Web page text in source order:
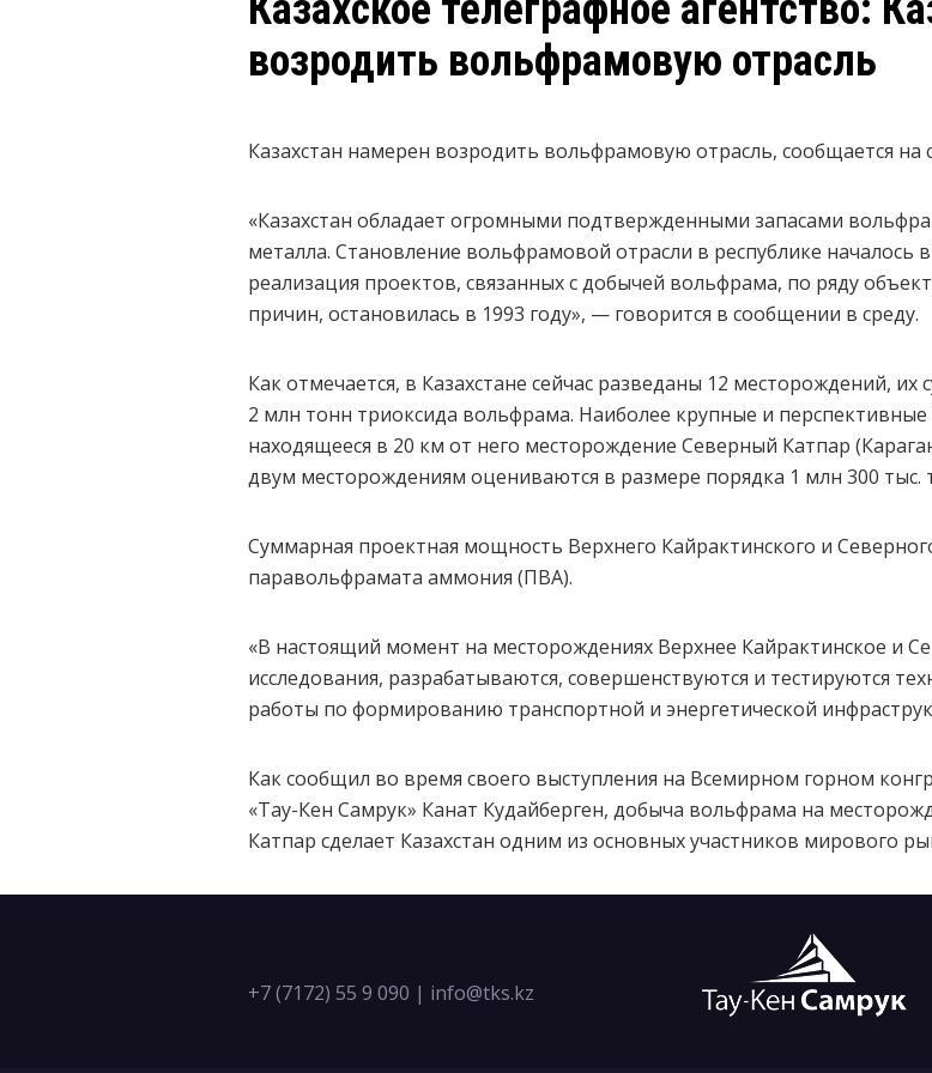
возродить вольфрамовую отрасль
Казахстан намерен возродить вольфрамовую отрасль, сообщается
«Казахстан обладает огромными подтвержденными запасами
металла. Становление вольфрамовой отрасли в республике началось
реализация проектов, связанных с добычей вольфрама, по ряду
причин, остановилась в 1993 году», — говорится в сообщении в среду.
Как отмечается, в Казахстане сейчас разведаны 12 месторождений,
2 млн тонн триоксида вольфрама. Наиболее крупные и
находящееся в 20 км от него месторождение Северный Катпар
двум месторождениям оцениваются в размере порядка 1 млн 300 тыс.
Суммарная проектная мощность Верхнего Кайрактинского и
паравольфрамата аммония (ПВА).
«В настоящий момент на месторождениях Верхнее Кайрактинское и
исследования, разрабатываются, совершенствуются и тестируются
работы по формированию транспортной и энергетической
Как сообщил во время своего выступления на Всемирном горном
«Тау-Кен Самрук» Канат Кудайберген, добыча вольфрама на
Катпар сделает Казахстан одним из основных участников мирового
+7 (7172) 55 9 090 | info@tks.kz